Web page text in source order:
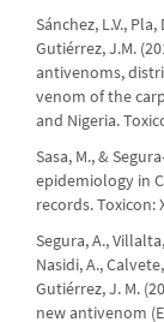
Sánchez, L.V.,
Gutiérrez, J.M.
antivenoms,
venom of the
and Nigeria.
Sasa, M., &
epidemiology in
records. Toxicon:
Segura, A.,
Nasidi, A.,
Gutiérrez, J. M.
new antivenom